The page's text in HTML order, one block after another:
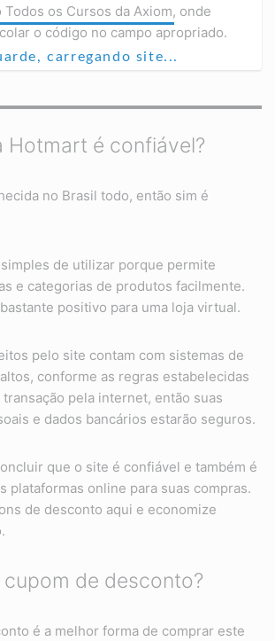
carregando site...
os Cursos da Axiom, onde
o código no campo apropriado.
Hotmart é confiável?
no Brasil todo, então sim é
de utilizar porque permite
e categorias de produtos facilmente.
positivo para uma loja virtual.
pelo site contam com sistemas de
conforme as regras estabelecidas
pela internet, então suas
e dados bancários estarão seguros.
que o site é confiável e também é
plataformas online para suas compras.
de desconto aqui e economize
cupom de desconto?
é a melhor forma de comprar este